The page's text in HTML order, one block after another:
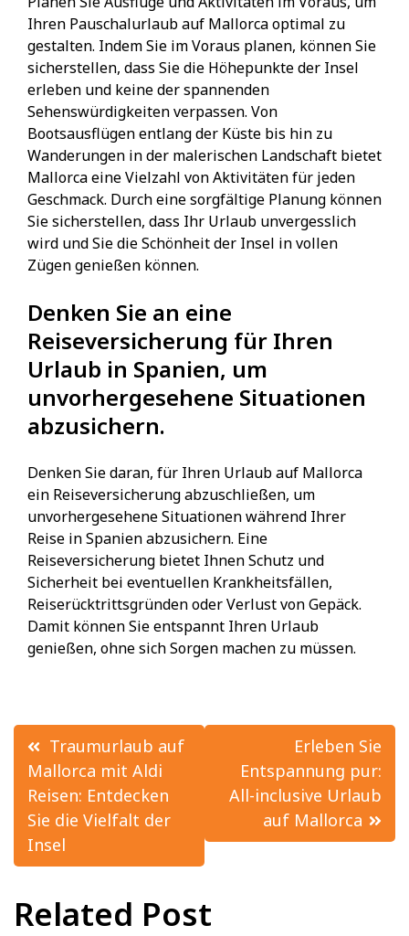
Ihren Pauschalurlaub auf Mallorca optimal zu
gestalten. Indem Sie im Voraus planen, können Sie
sicherstellen, dass Sie die Höhepunkte der Insel
erleben und keine der spannenden
Sehenswürdigkeiten verpassen. Von
Bootsausflügen entlang der Küste bis hin zu
Wanderungen in der malerischen Landschaft bietet
Mallorca eine Vielzahl von Aktivitäten für jeden
Geschmack. Durch eine sorgfältige Planung können
Sie sicherstellen, dass Ihr Urlaub unvergesslich
wird und Sie die Schönheit der Insel in vollen
Zügen genießen können.
Denken Sie an eine
Reiseversicherung für Ihren
Urlaub in Spanien, um
unvorhergesehene Situationen
abzusichern.
Denken Sie daran, für Ihren Urlaub auf Mallorca
ein Reiseversicherung abzuschließen, um
unvorhergesehene Situationen während Ihrer
Reise in Spanien abzusichern. Eine
Reiseversicherung bietet Ihnen Schutz und
Sicherheit bei eventuellen Krankheitsfällen,
Reiserücktrittsgründen oder Verlust von Gepäck.
Damit können Sie entspannt Ihren Urlaub
genießen, ohne sich Sorgen machen zu müssen.
Beitrags-
Navigation
Traumurlaub auf
Mallorca mit Aldi
Reisen: Entdecken
Sie die Vielfalt der
Insel
Erleben Sie
Entspannung pur:
All-inclusive Urlaub
auf Mallorca
Related Post